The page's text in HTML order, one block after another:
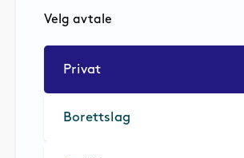
Velg avtale
Privat
Borettslag